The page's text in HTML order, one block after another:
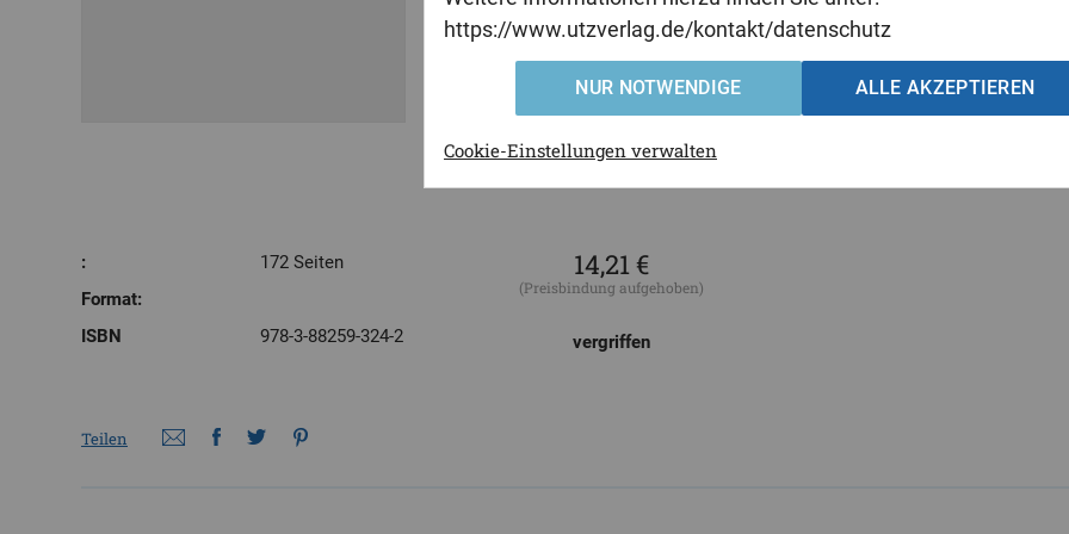
https://www.utzverlag.de/kontakt/datenschutz
NUR NOTWENDIGE ALLE AKZEPTIEREN
Cookie-Einstellungen verwalten
Einfluß im nationalen Rechtsbereich erörtert. Der zweite Teil der Arbeit setzt
Rechtsfolgen eines Pflichtenverstoßes auseinander.
:
172 Seiten
Format:
ISBN
978-3-88259-324-2
14,21 €
(Preisbindung aufgehoben)
vergriffen
Teilen